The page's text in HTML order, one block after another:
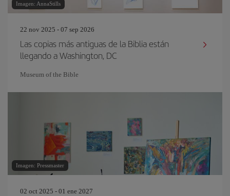
Imagen: AnnaStills
22 nov 2025 - 07 sep 2026
Las copias más antiguas de la Biblia están
llegando a Washington, DC
Museum of the Bible
Imagen: Pressmaster
02 oct 2025 - 01 ene 2027